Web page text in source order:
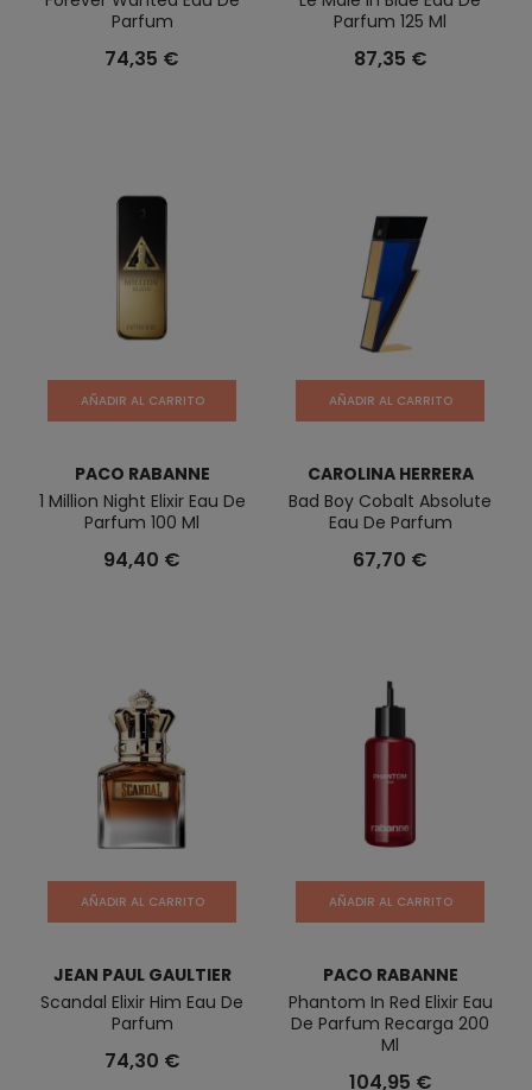
Parfum
74,35 €
Parfum 125 Ml
87,35 €
AÑADIR AL CARRITO
PACO RABANNE
1 Million Night Elixir Eau De
Parfum 100 Ml
94,40 €
AÑADIR AL CARRITO
CAROLINA HERRERA
Bad Boy Cobalt Absolute
Eau De Parfum
67,70 €
AÑADIR AL CARRITO
JEAN PAUL GAULTIER
Scandal Elixir Him Eau De
Parfum
74,30 €
AÑADIR AL CARRITO
PACO RABANNE
Phantom In Red Elixir Eau
De Parfum Recarga 200
Ml
104,95 €